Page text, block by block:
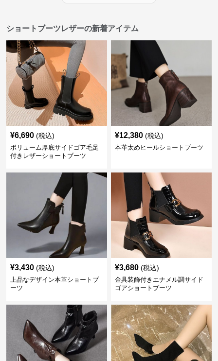
ショートブーツレザーの新着アイテム
¥6,690 (税込)
ボリューム厚底サイドゴア毛足
付きレザーショートブーツ
¥12,380 (税込)
本革太めヒールショートブーツ
¥3,430 (税込)
上品なデザイン本革ショートブ
ーツ
¥3,680 (税込)
金具装飾付きエナメル調サイド
ゴアショートブーツ